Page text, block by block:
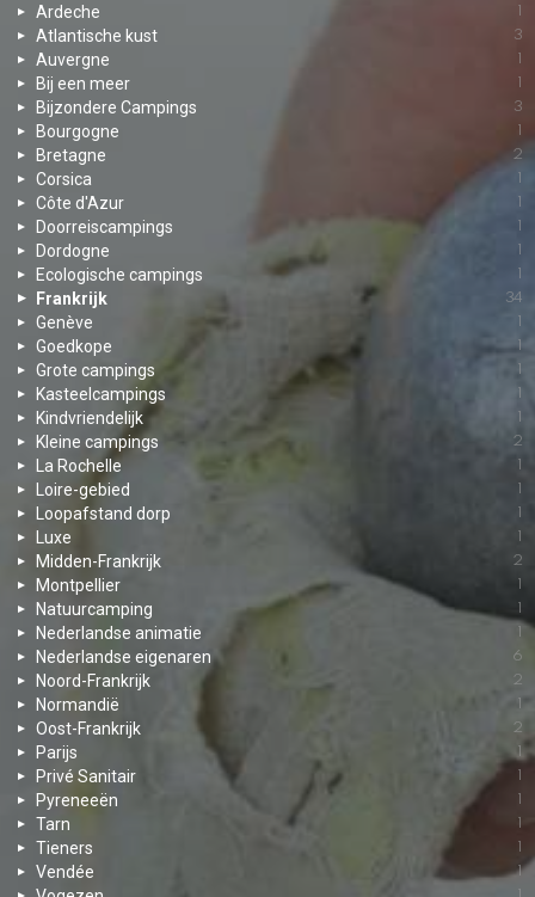
Ardeche 1
Atlantische kust 3
Auvergne 1
Bij een meer 1
Bijzondere Campings 3
Bourgogne 1
Bretagne 2
Corsica 1
Côte d'Azur 1
Doorreiscampings 1
Dordogne 1
Ecologische campings 1
Frankrijk 34
Genève 1
Goedkope 1
Grote campings 1
Kasteelcampings 1
Kindvriendelijk 1
Kleine campings 2
La Rochelle 1
Loire-gebied 1
Loopafstand dorp 1
Luxe 1
Midden-Frankrijk 2
Montpellier 1
Natuurcamping 1
Nederlandse animatie 1
Nederlandse eigenaren 6
Noord-Frankrijk 2
Normandië 1
Oost-Frankrijk 2
Parijs 1
Privé Sanitair 1
Pyreneeën 1
Tarn 1
Tieners 1
Vendée 1